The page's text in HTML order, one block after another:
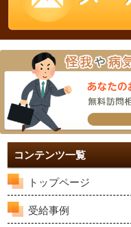
コンテンツ一覧
トップページ
受給事例